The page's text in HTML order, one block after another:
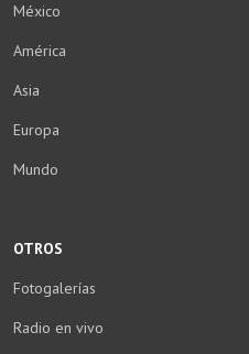
México
América
Asia
Europa
Mundo
OTROS
Fotogalerías
Radio en vivo